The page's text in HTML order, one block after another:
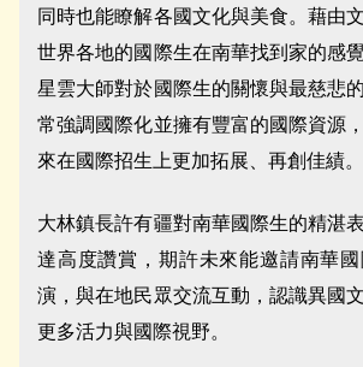
同時也能瞭解各國文化與美食。藉由
世界各地的國際生在南華找到家的感
星雲大師對於國際生的關懷與最慈悲
常強調國際化並擁有豐富的國際資源
來在國際招生上更加拓展、再創佳績。
大林鎮長許有疆對南華國際生的精湛
達高度讚賞，期許未來能邀請南華
演，與在地民眾交流互動，認識異國
更多活力與國際視野。